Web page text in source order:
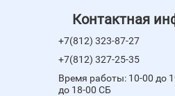
Контактная
+7(812) 323-87-27
+7(812) 327-25-35
Время работы: 10-00 до
до 18-00 СБ